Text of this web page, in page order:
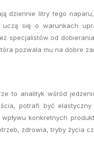
dziennie litry tego
uczą się o warunkach
specjalistów od
pozwala mu na dobre
to analityk wśród
potrafi być
konkretnych
zdrowia, tryby życia